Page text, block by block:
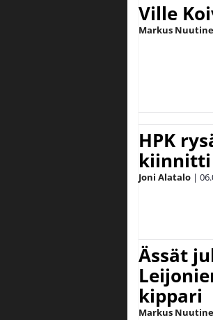
Ville
Markus
HPK
kiinnitti
Joni Alatalo |
Ässät
kippari
Markus